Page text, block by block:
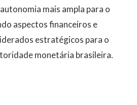
mais ampla para o
aspectos financeiros e
estratégicos para o
monetária brasileira.